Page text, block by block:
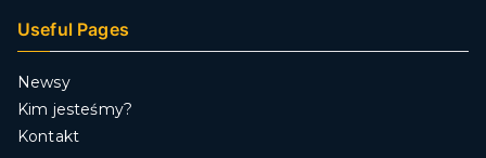
Useful Pages
Newsy
Kim jesteśmy?
Kontakt